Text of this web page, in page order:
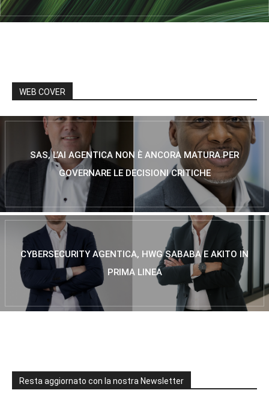
WEB COVER
SAS, L’AI AGENTICA NON È ANCORA MATURA PER
GOVERNARE LE DECISIONI CRITICHE
CYBERSECURITY AGENTICA, HWG SABABA E AKITO IN
PRIMA LINEA
Resta aggiornato con la nostra Newsletter